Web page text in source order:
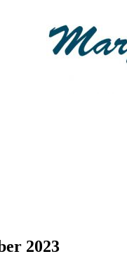
2023